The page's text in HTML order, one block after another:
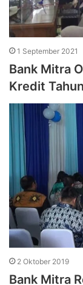
1 September 2021
Bank Mitra
Kredit
2 Oktober 2019
Bank Mitra